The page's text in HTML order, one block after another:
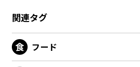
関連タグ
フード